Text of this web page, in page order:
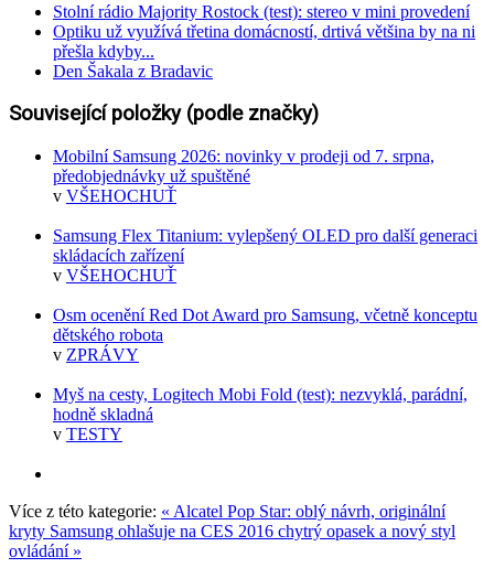
Stolní rádio Majority Rostock (test): stereo v mini provedení
Optiku už využívá třetina domácností, drtivá většina by na ni
přešla kdyby...
Den Šakala z Bradavic
Související položky (podle značky)
Mobilní Samsung 2026: novinky v prodeji od 7. srpna,
předobjednávky už spuštěné
v VŠEHOCHUŤ
Samsung Flex Titanium: vylepšený OLED pro další generaci
skládacích zařízení
v VŠEHOCHUŤ
Osm ocenění Red Dot Award pro Samsung, včetně konceptu
dětského robota
v ZPRÁVY
Myš na cesty, Logitech Mobi Fold (test): nezvyklá, parádní,
hodně skladná
v TESTY
Více z této kategorie: « Alcatel Pop Star: oblý návrh, originální
kryty Samsung ohlašuje na CES 2016 chytrý opasek a nový styl
ovládání »